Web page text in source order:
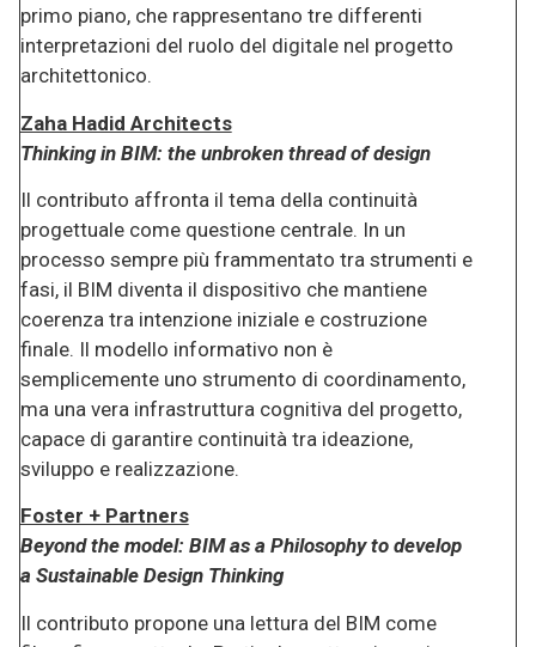
primo piano, che rappresentano tre differenti
interpretazioni del ruolo del digitale nel progetto
architettonico.
Zaha Hadid Architects
Thinking in BIM: the unbroken thread of design
Il contributo affronta il tema della continuità
progettuale come questione centrale. In un
processo sempre più frammentato tra strumenti e
fasi, il BIM diventa il dispositivo che mantiene
coerenza tra intenzione iniziale e costruzione
finale. Il modello informativo non è
semplicemente uno strumento di coordinamento,
ma una vera infrastruttura cognitiva del progetto,
capace di garantire continuità tra ideazione,
sviluppo e realizzazione.
Foster + Partners
Beyond the model: BIM as a Philosophy to develop
a Sustainable Design Thinking
Il contributo propone una lettura del BIM come